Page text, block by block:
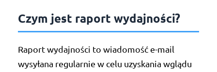
Czym jest raport wydajności?
Raport wydajności to wiadomość e-mail
wysyłana regularnie w celu uzyskania wglądu